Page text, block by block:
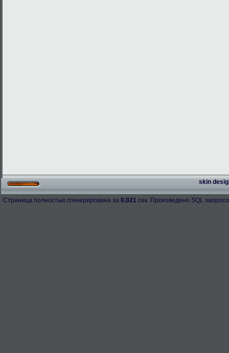
skin
Страница полностью сгенерирована за 0.021 сек. Произведено SQL